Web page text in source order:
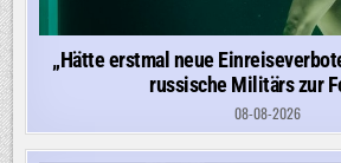
„Hätte erstmal neue
russische Militärs zur
08-08-2026